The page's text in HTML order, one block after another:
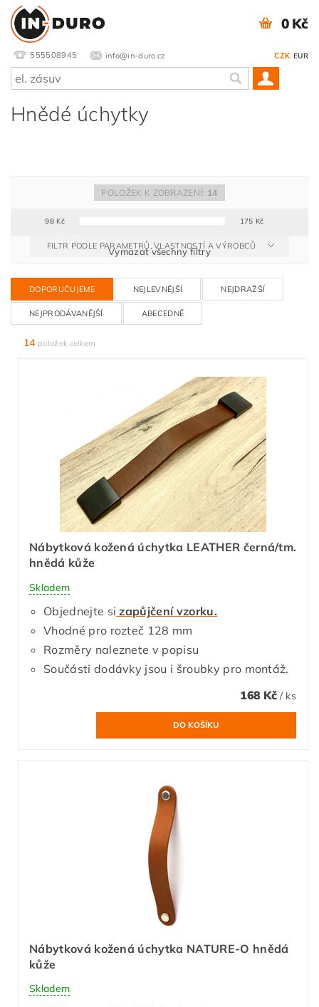
555508945 info@in-duro.cz CZK EUR
0 Kč
Hnědé úchytky
98Kč 175 Kč
POLOŽEK K ZOBRAZENÍ: 14
FILTR PODLE PARAMETRŮ, VLASTNOSTÍ A VÝROBCŮ
Vymazat všechny filtry
DOPORUČUJEME NEJLEVNĚJŠÍ NEJDRAŽŠÍ
NEJPRODÁVANĚJŠÍ ABECEDNĚ
14 položek celkem
Nábytková kožená úchytka LEATHER černá/tm.
hnědá kůže
Skladem
Objednejte si zapůjčení vzorku.
Vhodné pro rozteč 128 mm
Rozměry naleznete v popisu
Součásti dodávky jsou i šroubky pro montáž.
168 Kč / ks
Nábytková kožená úchytka NATURE-O hnědá
kůže
Skladem